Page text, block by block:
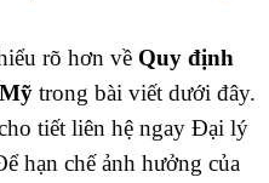
rõ hơn về Quy định
trong bài viết dưới đây.
tiết liên hệ ngay Đại lý
hạn chế ảnh hưởng của